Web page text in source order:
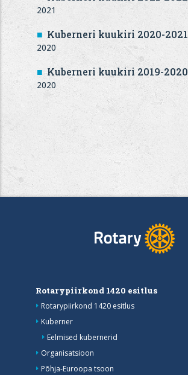
2021
Kuberneri kuukiri 2020-2021
2020
Kuberneri kuukiri 2019-2020
2020
Rotarypiirkond 1420 esitlus
Rotarypiirkond 1420 esitlus
Kuberner
Eelmised kubernerid
Organisatsioon
Põhja-Euroopa tsoon